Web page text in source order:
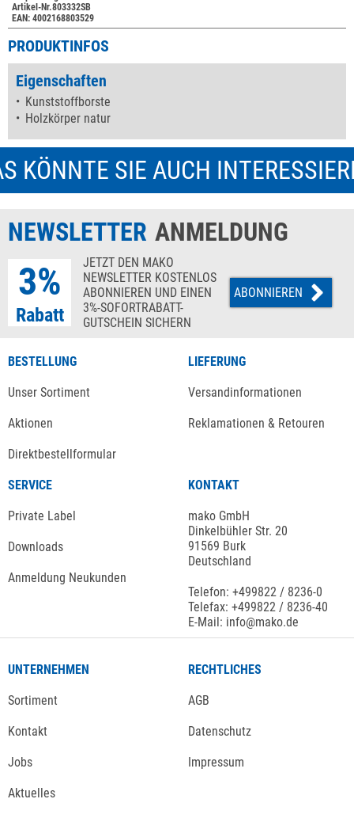
Artikel-Nr.803332SB
EAN: 4002168803529
PRODUKTINFOS
Eigenschaften
Kunststoffborste
Holzkörper natur
KÖNNTE SIE AUCH
NEWSLETTER ANMELDUNG
3%
Rabatt
JETZT DEN MAKO
NEWSLETTER KOSTENLOS
ABONNIEREN UND EINEN
3%-SOFORTRABATT-
GUTSCHEIN SICHERN
ABONNIEREN
BESTELLUNG
Unser Sortiment
Aktionen
Direktbestellformular
LIEFERUNG
Versandinformationen
Reklamationen & Retouren
SERVICE
Private Label
Downloads
Anmeldung Neukunden
KONTAKT
mako GmbH
Dinkelbühler Str. 20
91569 Burk
Deutschland
Telefon: +499822 / 8236-0
Telefax: +499822 / 8236-40
E-Mail: info@mako.de
UNTERNEHMEN
Sortiment
Kontakt
Jobs
Aktuelles
RECHTLICHES
AGB
Datenschutz
Impressum